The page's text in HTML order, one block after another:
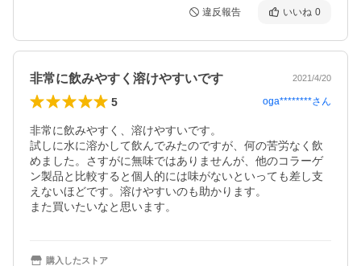
違反報告 いいね 0
非常に飲みやすく溶けやすいです 2021/4/20
5 oga********さん
非常に飲みやすく、溶けやすいです。
試しに水に溶かして飲んでみたのですが、何の苦労なく飲
めました。さすがに無味ではありませんが、他のコラーゲ
ン製品と比較すると個人的には味がないといっても差し支
えないほどです。溶けやすいのも助かります。
また買いたいなと思います。
購入したストア